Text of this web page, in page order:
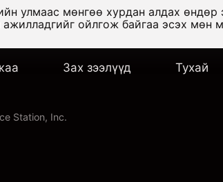
улмаас мөнгөө хурдан алдах
ойлгож байгаа эсэх
Зах зээлүүд Тухай
Station, Inc.